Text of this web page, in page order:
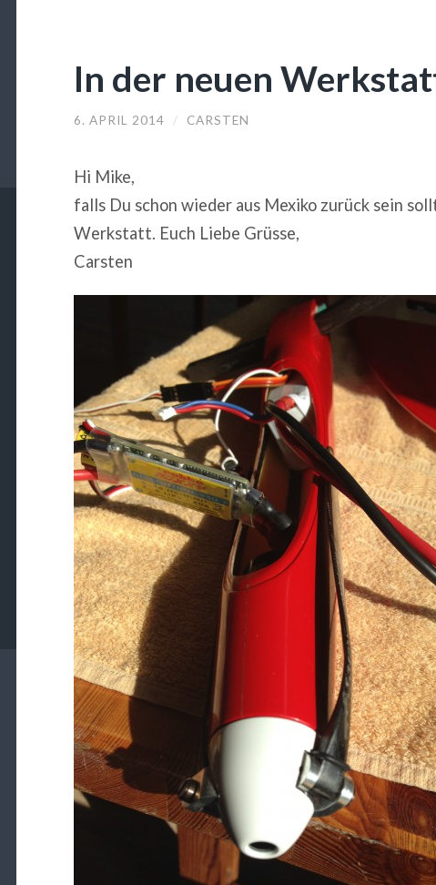
In der neuen
6. APRIL 2014 / CARSTEN
Hi Mike,
falls Du schon wieder aus Mexiko zurück sein
Werkstatt. Euch Liebe Grüsse,
Carsten